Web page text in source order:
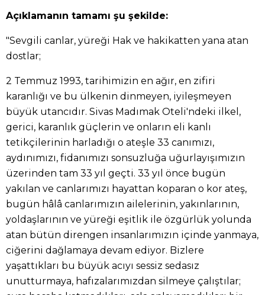
Açıklamanın tamamı şu şekilde:
"Sevgili canlar, yüreği Hak ve hakikatten yana atan
dostlar;
2 Temmuz 1993, tarihimizin en ağır, en zifiri
karanlığı ve bu ülkenin dinmeyen, iyileşmeyen
büyük utancıdır. Sivas Madımak Oteli'ndeki ilkel,
gerici, karanlık güçlerin ve onların eli kanlı
tetikçilerinin harladığı o ateşle 33 canımızı,
aydınımızı, fidanımızı sonsuzluğa uğurlayışımızın
üzerinden tam 33 yıl geçti. 33 yıl önce bugün
yakılan ve canlarımızı hayattan koparan o kor ateş,
bugün hâlâ canlarımızın ailelerinin, yakınlarının,
yoldaşlarının ve yüreği eşitlik ile özgürlük yolunda
atan bütün direngen insanlarımızın içinde yanmaya,
ciğerini dağlamaya devam ediyor. Bizlere
yaşattıkları bu büyük acıyı sessiz sedasız
unutturmaya, hafızalarımızdan silmeye çalıştılar;